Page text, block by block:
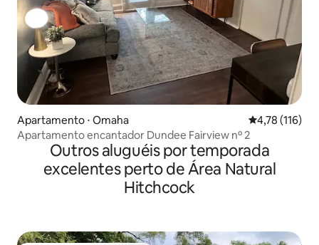
Apartamento ⋅ Omaha 4,78 de uma
4,78 (116)
Apartamento encantador Dundee Fairview nº 2
Outros aluguéis por temporada
excelentes perto de Área Natural
Hitchcock